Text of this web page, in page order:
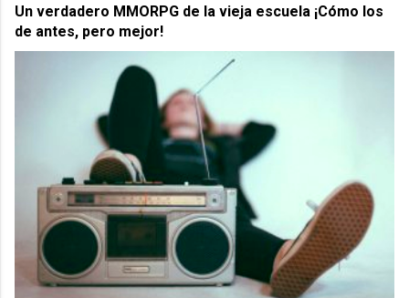
Un verdadero MMORPG de la vieja escuela ¡Cómo los
de antes, pero mejor!